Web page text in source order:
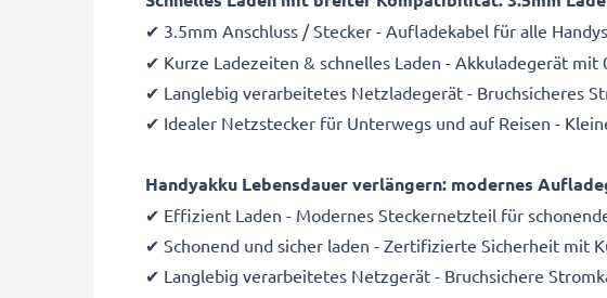
✔ 3.5mm Anschluss / Stecker - Aufladekabel für alle
✔ Kurze Ladezeiten & schnelles Laden - Akkuladegerät
✔ Langlebig verarbeitetes Netzladegerät - Bruchsicheres
✔ Idealer Netzstecker für Unterwegs und auf Reisen -
Handyakku Lebensdauer verlängern: modernes
✔ Effizient Laden - Modernes Steckernetzteil für
✔ Schonend und sicher laden - Zertifizierte Sicherheit mit
✔ Langlebig verarbeitetes Netzgerät - Bruchsichere